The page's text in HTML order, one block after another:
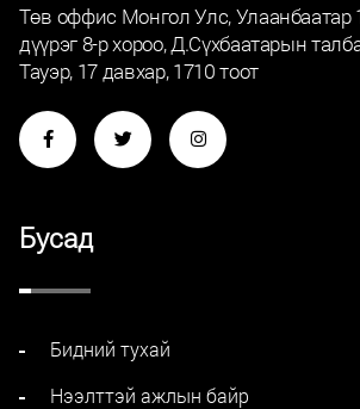
Төв оффис Монгол Улс, Улаанбаатар
дүүрэг 8-р хороо, Д.Сүхбаатарын
Тауэр, 17 давхар, 1710 тоот
Бусад
Бидний тухай
Нээлттэй ажлын байр